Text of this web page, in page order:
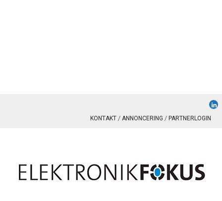
KONTAKT ANNONCERING PARTNERLOGIN